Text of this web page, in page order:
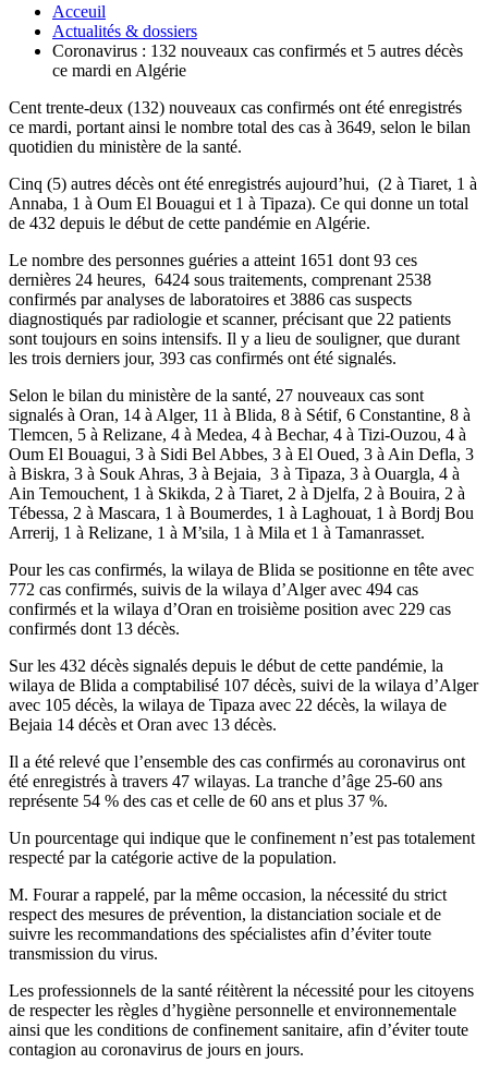
Acceuil
Actualités & dossiers
Coronavirus : 132 nouveaux cas confirmés et 5 autres décès
ce mardi en Algérie
Cent trente-deux (132) nouveaux cas confirmés ont été enregistrés
ce mardi, portant ainsi le nombre total des cas à 3649, selon le bilan
quotidien du ministère de la santé.
Cinq (5) autres décès ont été enregistrés aujourd’hui, (2 à Tiaret, 1 à
Annaba, 1 à Oum El Bouagui et 1 à Tipaza). Ce qui donne un total
de 432 depuis le début de cette pandémie en Algérie.
Le nombre des personnes guéries a atteint 1651 dont 93 ces
dernières 24 heures, 6424 sous traitements, comprenant 2538
confirmés par analyses de laboratoires et 3886 cas suspects
diagnostiqués par radiologie et scanner, précisant que 22 patients
sont toujours en soins intensifs. Il y a lieu de souligner, que durant
les trois derniers jour, 393 cas confirmés ont été signalés.
Selon le bilan du ministère de la santé, 27 nouveaux cas sont
signalés à Oran, 14 à Alger, 11 à Blida, 8 à Sétif, 6 Constantine, 8 à
Tlemcen, 5 à Relizane, 4 à Medea, 4 à Bechar, 4 à Tizi-Ouzou, 4 à
Oum El Bouagui, 3 à Sidi Bel Abbes, 3 à El Oued, 3 à Ain Defla, 3
à Biskra, 3 à Souk Ahras, 3 à Bejaia, 3 à Tipaza, 3 à Ouargla, 4 à
Ain Temouchent, 1 à Skikda, 2 à Tiaret, 2 à Djelfa, 2 à Bouira, 2 à
Tébessa, 2 à Mascara, 1 à Boumerdes, 1 à Laghouat, 1 à Bordj Bou
Arrerij, 1 à Relizane, 1 à M’sila, 1 à Mila et 1 à Tamanrasset.
Pour les cas confirmés, la wilaya de Blida se positionne en tête avec
772 cas confirmés, suivis de la wilaya d’Alger avec 494 cas
confirmés et la wilaya d’Oran en troisième position avec 229 cas
confirmés dont 13 décès.
Sur les 432 décès signalés depuis le début de cette pandémie, la
wilaya de Blida a comptabilisé 107 décès, suivi de la wilaya d’Alger
avec 105 décès, la wilaya de Tipaza avec 22 décès, la wilaya de
Bejaia 14 décès et Oran avec 13 décès.
Il a été relevé que l’ensemble des cas confirmés au coronavirus ont
été enregistrés à travers 47 wilayas. La tranche d’âge 25-60 ans
représente 54 % des cas et celle de 60 ans et plus 37 %.
Un pourcentage qui indique que le confinement n’est pas totalement
respecté par la catégorie active de la population.
M. Fourar a rappelé, par la même occasion, la nécessité du strict
respect des mesures de prévention, la distanciation sociale et de
suivre les recommandations des spécialistes afin d’éviter toute
transmission du virus.
Les professionnels de la santé réitèrent la nécessité pour les citoyens
de respecter les règles d’hygiène personnelle et environnementale
ainsi que les conditions de confinement sanitaire, afin d’éviter toute
contagion au coronavirus de jours en jours.